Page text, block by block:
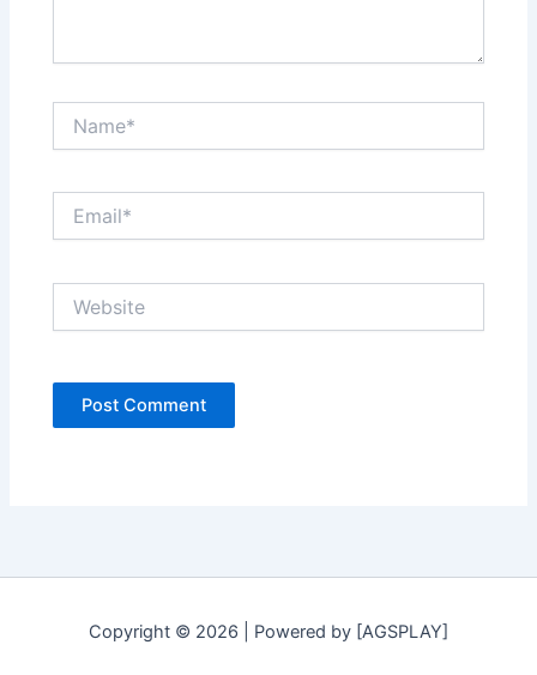
Copyright © 2026 | Powered by [AGSPLAY]